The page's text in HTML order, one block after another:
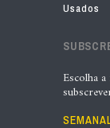
Usados
Escolha